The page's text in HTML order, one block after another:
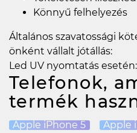
Könnyű felhelyezés
Általános szavatossági
önként vállalt jótállás:
Led UV nyomtatás
Telefonok,
termék
Apple iPhone 5
Apple